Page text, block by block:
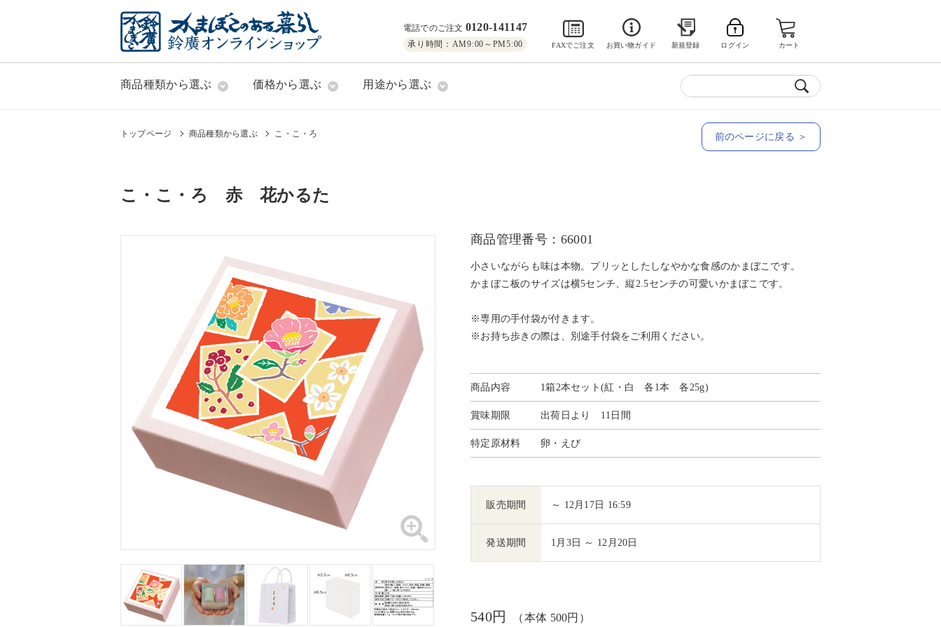
電話でのご注文 0120-141147
承り時間：AM9:00～PM5:00 FAXでご注文 お買い物ガイド 新規登録 ログイン カート
商品種類から選ぶ 価格から選ぶ 用途から選ぶ
トップページ 商品種類から選ぶ こ・こ・ろ 前のページに戻る ＞
こ・こ・ろ 赤 花かるた
商品管理番号：66001
小さいながらも味は本物。プリッとしたしなやかな食感のかまぼこです。
かまぼこ板のサイズは横5センチ、縦2.5センチの可愛いかまぼこです。
※専用の手付袋が付きます。
※お持ち歩きの際は、別途手付袋をご利用ください。
商品内容 1箱2本セット(紅・白 各1本 各25g)
賞味期限 出荷日より 11日間
特定原材料 卵・えび
販売期間 ～ 12月17日 16:59
発送期間 1月3日 ～ 12月20日
540円 （本体 500円）